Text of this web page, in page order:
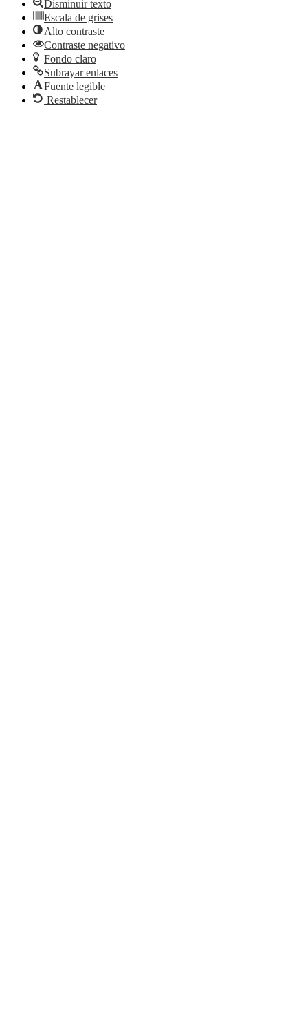
Disminuir texto
Escala de grises
Alto contraste
Contraste negativo
Fondo claro
Subrayar enlaces
Fuente legible
Restablecer